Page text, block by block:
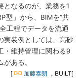
となるのが、業務を1
型」から、BIMを“共
工程でデータを流通
実装例としては、高砂
・維持管理に関わる9
ある。
[ 加藤泰朗 ，BUILT]